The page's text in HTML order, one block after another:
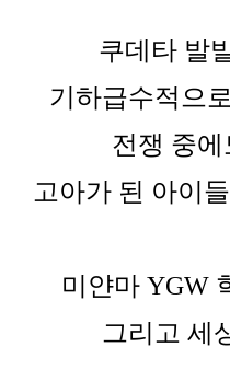
쿠데타 발
기하급수적으
전쟁 중
고아가 된 아이
미얀마 YGW
그리고 세